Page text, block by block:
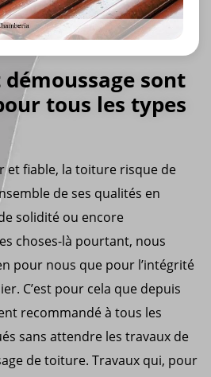
sont
tous les types
et fiable, la toiture risque de
de ses qualités en
solidité ou encore
choses-là pourtant, nous
pour nous que pour l’intégrité
C’est pour cela que depuis
recommandé à tous les
sans attendre les travaux de
de toiture. Travaux qui, pour